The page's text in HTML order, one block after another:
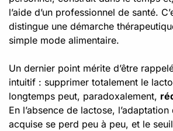
l’aide d’un professionnel de santé.
distingue une démarche
simple mode alimentaire.
Un dernier point mérite d’être
intuitif : supprimer totalement le
longtemps peut, paradoxalement,
En l’absence de lactose,
acquise se perd peu à peu, et le